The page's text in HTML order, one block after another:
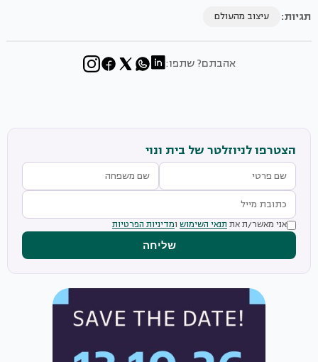
תגיות: עיצוב מהעולם
אהבתם? שתפו:
הצטרפו לניוזלטר של בית ונוי
אני מאשר/ת את תנאי השימוש ומדיניות הפרטיות
שליחה